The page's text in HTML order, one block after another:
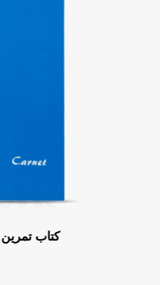
كتاب تمرين خط أفقي أخضر